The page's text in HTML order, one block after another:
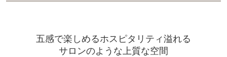
五感で楽しめるホスピタリティ溢れる
サロンのような上質な空間